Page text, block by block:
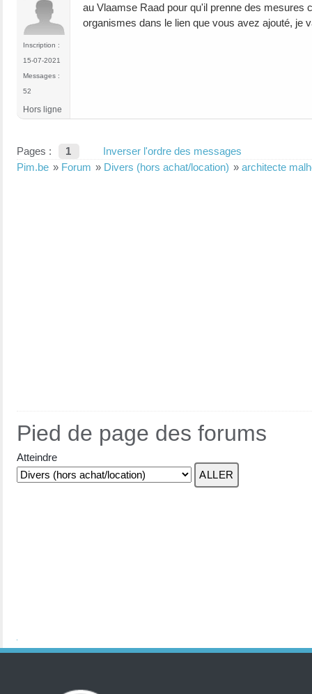
Inscription :
15-07-2021
Messages :
52
au Vlaamse Raad pour qu'il prenne des
organismes dans le lien que vous avez ajouté, je
Hors ligne
Pages : 1
Inverser l'ordre des messages
Pim.be » Forum » Divers (hors achat/location) » architecte
Pied de page des forums
Atteindre